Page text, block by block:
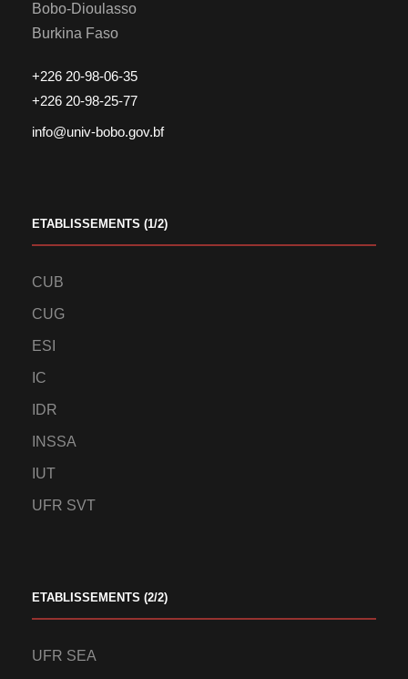
Bobo-Dioulasso
Burkina Faso
+226 20-98-06-35
+226 20-98-25-77
info@univ-bobo.gov.bf
ETABLISSEMENTS (1/2)
CUB
CUG
ESI
IC
IDR
INSSA
IUT
UFR SVT
ETABLISSEMENTS (2/2)
UFR SEA